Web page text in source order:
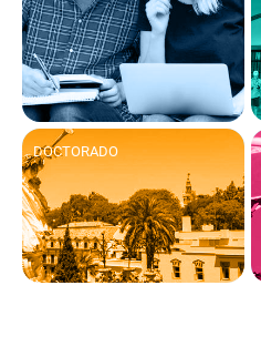
DOCTORADO